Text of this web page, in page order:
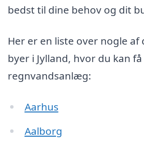
bedst til dine behov og dit
Her er en liste over nogle af
byer i Jylland, hvor du kan
regnvandsanlæg:
Aarhus
Aalborg